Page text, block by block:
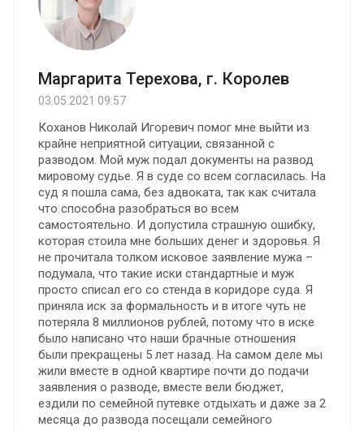
Маргарита Терехова, г. Королев
03.05.2021 09:57
Коханов Николай Игоревич помог мне выйти из
крайне неприятной ситуации, связанной с
разводом. Мой муж подал документы на развод
мировому судье. Я в суде со всем согласилась. На
суд я пошла сама, без адвоката, так как считала
что способна разобраться во всем
самостоятельно. И допустила страшную ошибку,
которая стоила мне больших денег и здоровья. Я
не прочитала толком исковое заявление мужа –
подумала, что такие иски стандартные и муж
просто списал его со стенда в коридоре суда. Я
приняла иск за формальность и в итоге чуть не
потеряла 8 миллионов рублей, потому что в иске
было написано что наши брачные отношения
были прекращены 5 лет назад. На самом деле мы
жили вместе в одной квартире почти до подачи
заявления о разводе, вместе вели бюджет,
ездили по семейной путевке отдыхать и даже за 2
месяца до развода посещали семейного